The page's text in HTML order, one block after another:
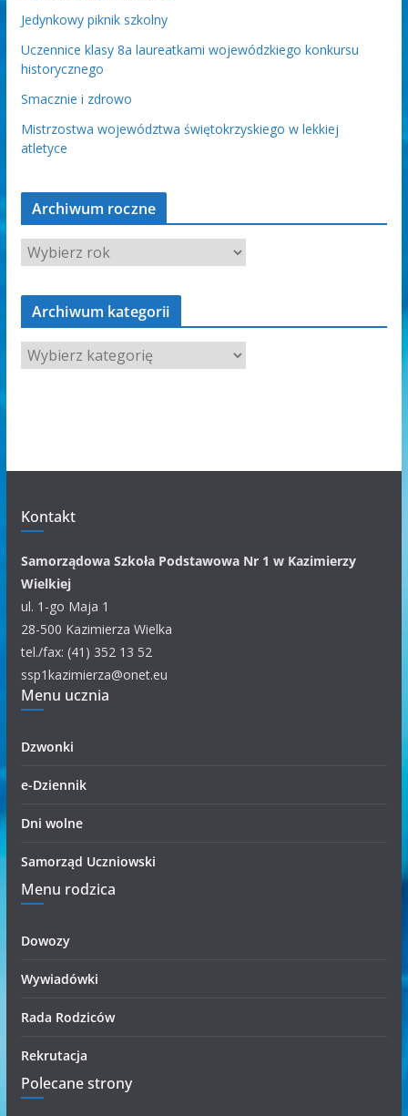
Jedynkowy piknik szkolny
Uczennice klasy 8a laureatkami wojewódzkiego konkursu
historycznego
Smacznie i zdrowo
Mistrzostwa województwa świętokrzyskiego w lekkiej
atletyce
Archiwum roczne
Archiwum kategorii
A
r
m
k
a
t
e
g
o
r
i
i
Kontakt
Samorządowa Szkoła Podstawowa Nr 1 w Kazimierzy
Wielkiej
ul. 1-go Maja 1
28-500 Kazimierza Wielka
tel./fax: (41) 352 13 52
ssp1kazimierza@onet.eu
Menu ucznia
Dzwonki
e-Dziennik
Dni wolne
Samorząd Uczniowski
Menu rodzica
Dowozy
Wywiadówki
Rada Rodziców
Rekrutacja
Polecane strony